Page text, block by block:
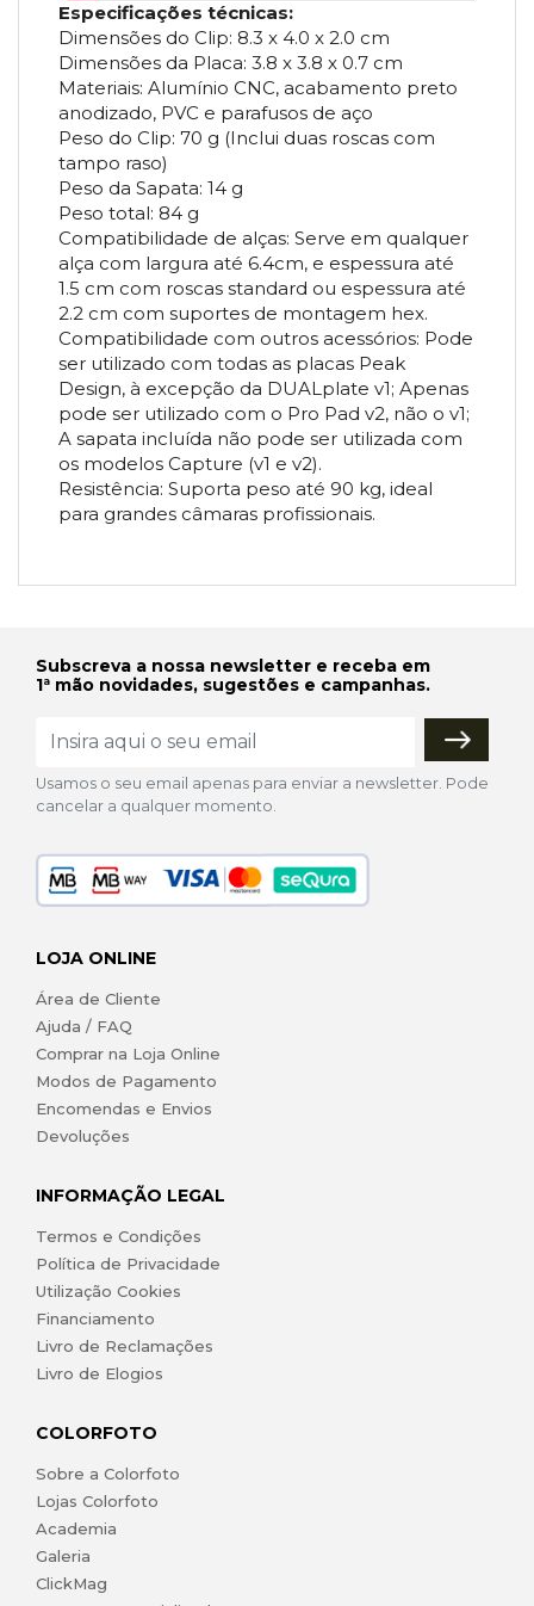
Especificações técnicas:
Dimensões do Clip: 8.3 x 4.0 x 2.0 cm
Dimensões da Placa: 3.8 x 3.8 x 0.7 cm
Materiais: Alumínio CNC, acabamento preto
anodizado, PVC e parafusos de aço
Peso do Clip: 70 g (Inclui duas roscas com
tampo raso)
Peso da Sapata: 14 g
Peso total: 84 g
Compatibilidade de alças: Serve em qualquer
alça com largura até 6.4cm, e espessura até
1.5 cm com roscas standard ou espessura até
2.2 cm com suportes de montagem hex.
Compatibilidade com outros acessórios: Pode
ser utilizado com todas as placas Peak
Design, à excepção da DUALplate v1; Apenas
pode ser utilizado com o Pro Pad v2, não o v1;
A sapata incluída não pode ser utilizada com
os modelos Capture (v1 e v2).
Resistência: Suporta peso até 90 kg, ideal
para grandes câmaras profissionais.
Subscreva a nossa newsletter e receba em
1ª mão novidades, sugestões e campanhas.
Usamos o seu email apenas para enviar a newsletter. Pode
cancelar a qualquer momento.
LOJA ONLINE
Área de Cliente
Ajuda / FAQ
Comprar na Loja Online
Modos de Pagamento
Encomendas e Envios
Devoluções
INFORMAÇÃO LEGAL
Termos e Condições
Política de Privacidade
Utilização Cookies
Financiamento
Livro de Reclamações
Livro de Elogios
COLORFOTO
Sobre a Colorfoto
Lojas Colorfoto
Academia
Galeria
ClickMag